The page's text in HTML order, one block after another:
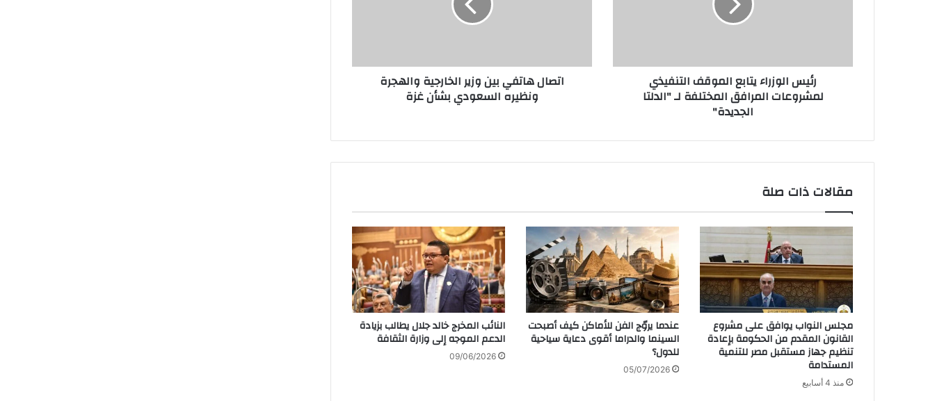
رئيس الوزراء يتابع الموقف التنفيذي
لمشروعات المرافق المختلفة لـ "الدلتا
الجديدة"
اتصال هاتفي بين وزير الخارجية والهجرة
ونظيره السعودي بشأن غزة
مقالات ذات صلة
مجلس النواب يوافق على مشروع
القانون المقدم من الحكومة بإعادة
تنظيم جهاز مستقبل مصر للتنمية
المستدامة
منذ 4 أسابيع
عندما يروّج الفن للأماكن كيف أصبحت
السينما والدراما أقوى دعاية سياحية
للدول؟
05/07/2026
النائب المخرج خالد جلال يطالب بزيادة
الدعم الموجه إلى وزارة الثقافة
09/06/2026